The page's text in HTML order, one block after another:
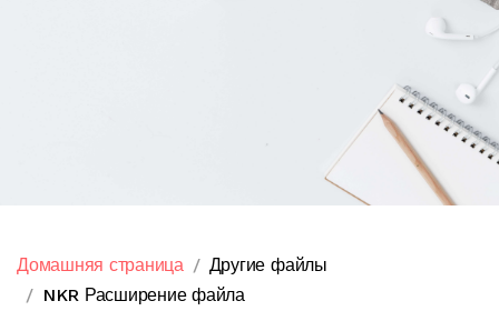
Домашняя страница
Другие файлы
NKR Расширение файла